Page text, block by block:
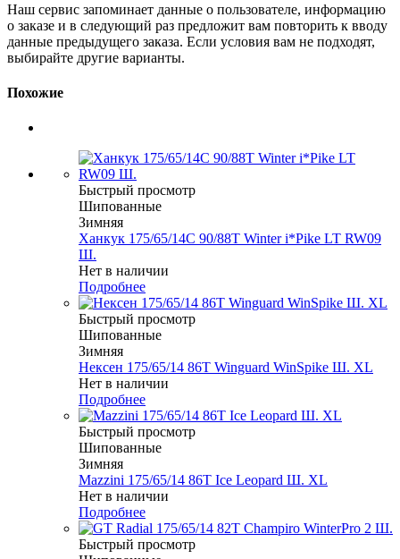
Наш сервис запоминает данные о пользователе, информацию
о заказе и в следующий раз предложит вам повторить к вводу
данные предыдущего заказа. Если условия вам не подходят,
выбирайте другие варианты.
Похожие
Быстрый просмотр
Шипованные
Зимняя
Ханкук 175/65/14C 90/88T Winter i*Pike LT RW09
Ш.
Нет в наличии
Подробнее
Быстрый просмотр
Шипованные
Зимняя
Нексен 175/65/14 86T Winguard WinSpike Ш. XL
Нет в наличии
Подробнее
Быстрый просмотр
Шипованные
Зимняя
Mazzini 175/65/14 86T Ice Leopard Ш. XL
Нет в наличии
Подробнее
Быстрый просмотр